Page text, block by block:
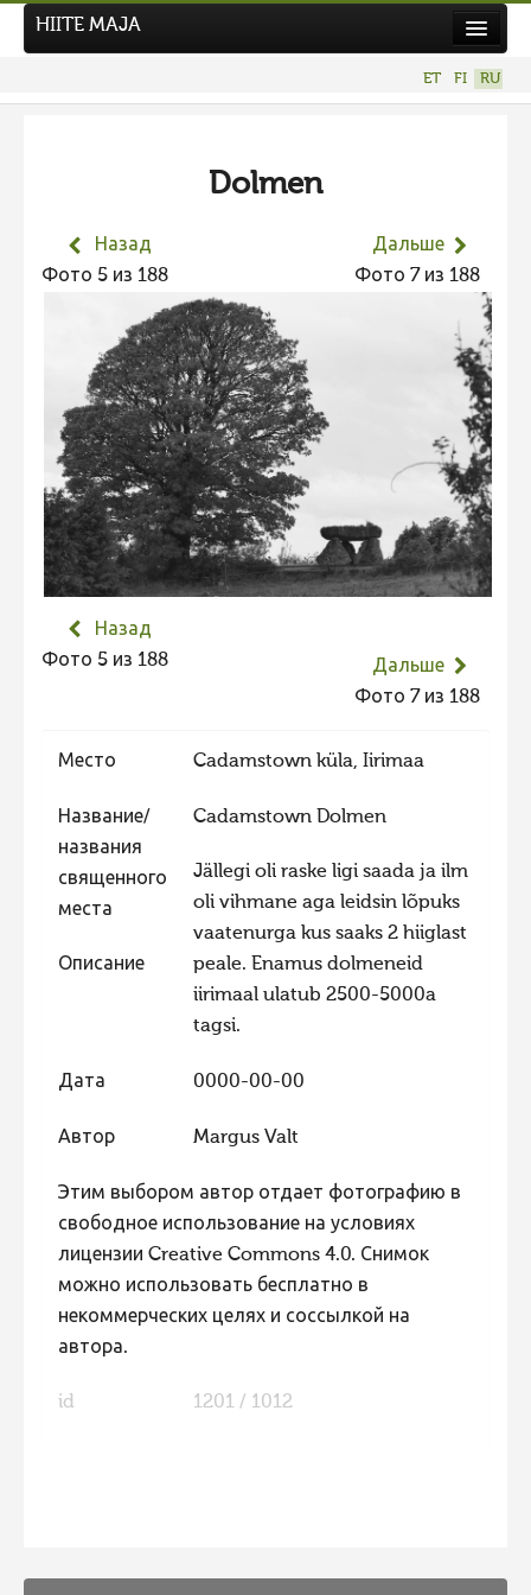
Hiite kuvavõistlus 2026
Фотоконкурс 2025
Не учитываются 2025
Видео 2025
Фотоконкурс 2024
Не учитываются 2024
Видео 2024
Фотоконкурс 2023
Не учитываются 2023
Видео 2023
Фотоконкурс 2022
Фотоконкурс 2021
Видео 2021
Фотоконкурс 2020
Видео 2020
Фотоконкурс 2019
Фотоконкурс 2018
Фотоконкурс 2014
Фотоконкурс 2013
Фотоконкурс 2012
Фотоконкурс 2011
Фотоконкурс 2009
HIITE MAJA
ET FI RU
Dolmen
Назад
Фото 5 из 188
Дальше
Фото 7 из 188
Назад
Фото 5 из 188
Дальше
Фото 7 из 188
Место Cadamstown küla, Iirimaa
Название/
названия
священного
места
Cadamstown Dolmen
Описание
Jällegi oli raske ligi saada ja ilm
oli vihmane aga leidsin lõpuks
vaatenurga kus saaks 2 hiiglast
peale. Enamus dolmeneid
iirimaal ulatub 2500-5000a
tagsi.
Дата 0000-00-00
Автор Margus Valt
Этим выбором автор отдает фотографию в
свободное использование на условиях
лицензии Creative Commons 4.0. Снимок
можно использовать бесплатно в
некоммерческих целях и соссылкой на
автора.
id 1201 / 1012